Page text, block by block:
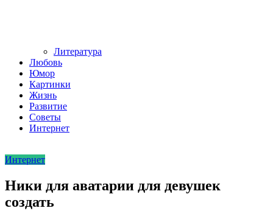
Литература
Любовь
Юмор
Картинки
Жизнь
Развитие
Советы
Интернет
Интернет
Ники для аватарии для девушек
создать